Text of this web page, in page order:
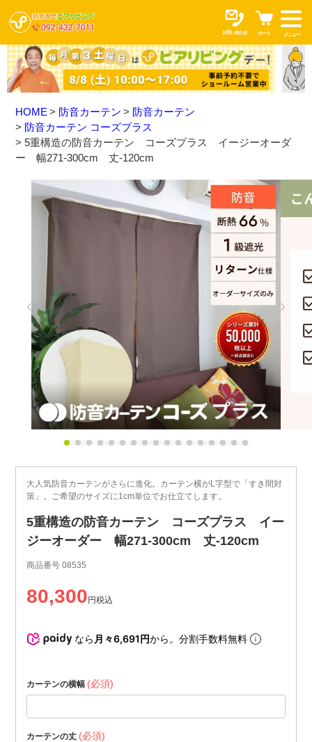
お問い合わせ カート メニュー
HOME 防音カーテン
防音カーテン
防音カーテン コーズプラス
5重構造の防音カーテン コーズプラス イージーオーダ
ー 幅271-300cm 丈-120cm
大人気防音カーテンがさらに進化。カーテン横がL字型で「すき間対
策」。ご希望のサイズに1cm単位でお仕立てします。
5重構造の防音カーテン コーズプラス イー
ジーオーダー 幅271-300cm 丈-120cm
商品番号 08535
80,300 税込
なら 月々6,691円から。分割手数料無料
カーテンの横幅 (必須)
カーテンの丈 (必須)